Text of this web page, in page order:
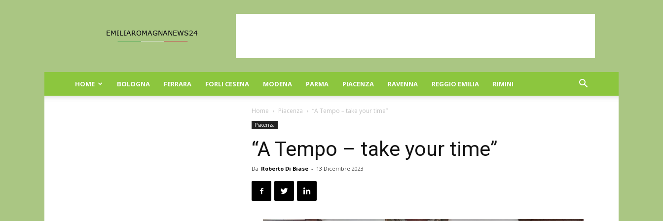
Romagna
HOME BOLOGNA FERRARA FORLI CESENA MODENA PARMA PIACENZA RAVENNA REGGIO EMILIA RIMINI
Home Piacenza “A Tempo – take your time”
Piacenza
“A Tempo – take your time”
Da Roberto Di Biase - 13 Dicembre 2023